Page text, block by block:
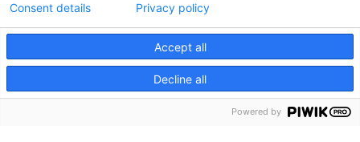
Accept all
Decline all
Consent details Privacy policy
Powered by